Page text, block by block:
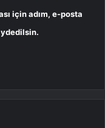
için adım, e-posta